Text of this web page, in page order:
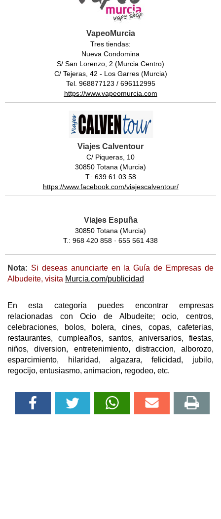
VapeoMurcia
Tres tiendas:
Nueva Condomina
S/ San Lorenzo, 2 (Murcia Centro)
C/ Tejeras, 42 - Los Garres (Murcia)
Tel. 968877123 / 696112995
https://www.vapeomurcia.com
Viajes Calventour
C/ Piqueras, 10
30850 Totana (Murcia)
T.: 639 61 03 58
https://www.facebook.com/viajescalventour/
Viajes Espuña
30850 Totana (Murcia)
T.: 968 420 858 · 655 561 438
Nota: Si deseas anunciarte en la Guía de Empresas de
Albudeite, visita Murcia.com/publicidad
En esta categoría puedes encontrar empresas
relacionadas con Ocio de Albudeite; ocio, centros,
celebraciones, bolos, bolera, cines, copas, cafeterias,
restaurantes, cumpleaños, santos, aniversarios, fiestas,
niños, diversion, entretenimiento, distraccion, alborozo,
esparcimiento, hilaridad, algazara, felicidad, jubilo,
regocijo, entusiasmo, animacion, regodeo, etc.